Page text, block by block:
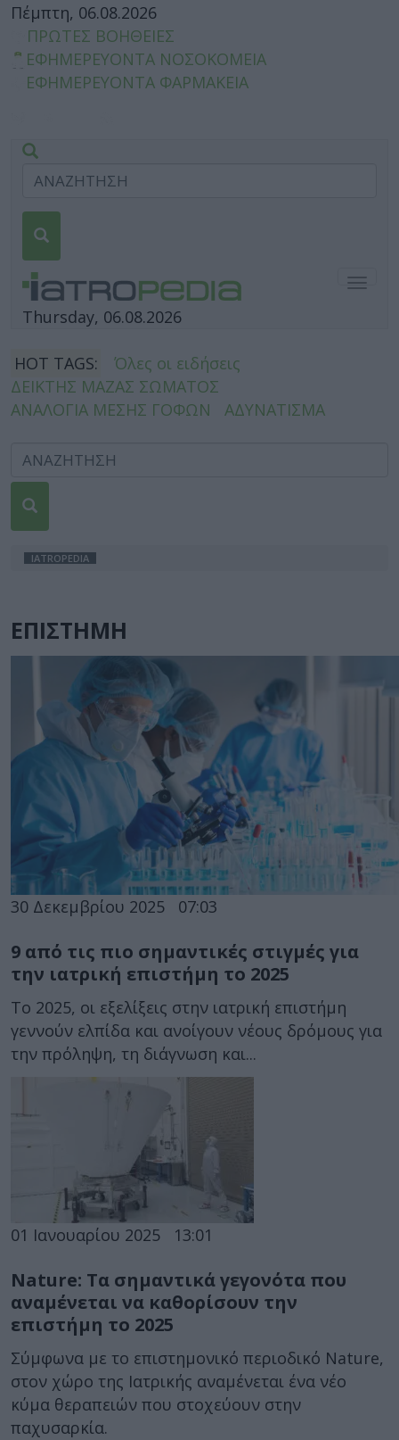
Πέμπτη, 06.08.2026
ΠΡΩΤΕΣ ΒΟΗΘΕΙΕΣ
ΕΦΗΜΕΡΕΥΟΝΤΑ ΝΟΣΟΚΟΜΕΙΑ
ΕΦΗΜΕΡΕΥΟΝΤΑ ΦΑΡΜΑΚΕΙΑ
Thursday, 06.08.2026
HOT TAGS:
Όλες οι ειδήσεις
ΔΕΙΚΤΗΣ ΜΑΖΑΣ ΣΩΜΑΤΟΣ
ΑΝΑΛΟΓΙΑ ΜΕΣΗΣ ΓΟΦΩΝ
ΑΔΥΝΑΤΙΣΜΑ
IATROPEDIA
ΕΠΙΣΤΗΜΗ
30 Δεκεμβρίου 2025 07:03
9 από τις πιο σημαντικές στιγμές για
την ιατρική επιστήμη το 2025
Το 2025, οι εξελίξεις στην ιατρική επιστήμη
γεννούν ελπίδα και ανοίγουν νέους δρόμους για
την πρόληψη, τη διάγνωση και...
01 Ιανουαρίου 2025 13:01
Nature: Τα σημαντικά γεγονότα που
αναμένεται να καθορίσουν την
επιστήμη το 2025
Σύμφωνα με το επιστημονικό περιοδικό Nature,
στον χώρο της Ιατρικής αναμένεται ένα νέο
κύμα θεραπειών που στοχεύουν στην
παχυσαρκία.